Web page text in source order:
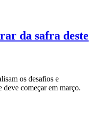
da safra deste
os desafios e
deve começar em março.